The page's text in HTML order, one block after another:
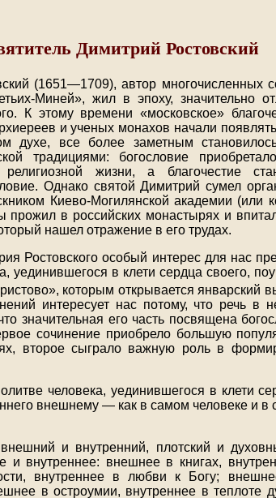
Димитрий Ростовский
(1651—1709), автор многочисленных
Миней», жил в эпоху, значительно
К этому времени «московское»
и ученых монахов начали
духе, все более заметным
традициями: богословие
жизни, а благочестие
Однако святой Димитрий сумел
Киево-Могилянской академии (или
прожил в российских монастырях и
нашел отражение в его трудах.
Ростовского особый интерес для нас
уединившегося в клети сердца своего,
которым открывается январский
интересует нас потому, что речь в
значительная его часть посвящена
сочинение приобрело большую
второе сыграло важную роль в
человека, уединившегося в клети
внешнему — как в самом человеке и в
и внутренний, плотский и
внутреннее: внешнее в книгах,
внутреннее в любви к Богу;
в остроумии, внутреннее в теплоте